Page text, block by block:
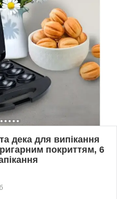
дека для випікання
покриттям, 6